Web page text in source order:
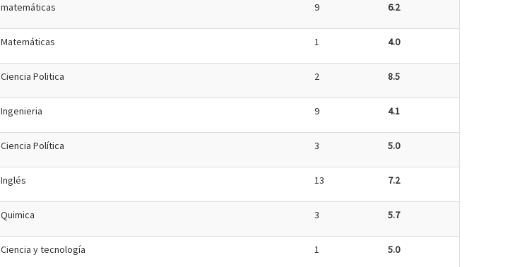
matemáticas 9 6.2
Matemáticas 1 4.0
Ciencia Politica 2 8.5
Ingenieria 9 4.1
Ciencia Política 3 5.0
Inglés 13 7.2
Quimica 3 5.7
Ciencia y tecnología 1 5.0